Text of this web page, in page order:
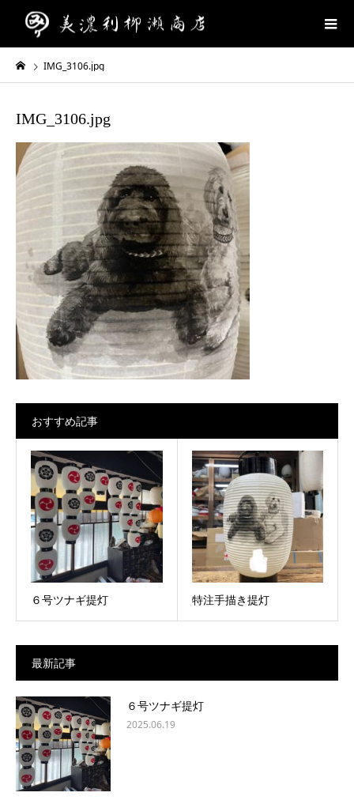
IMG_3106.jpg
IMG_3106.jpg
おすすめ記事
６号ツナギ提灯 特注手描き提灯
最新記事
６号ツナギ提灯
2025.06.19